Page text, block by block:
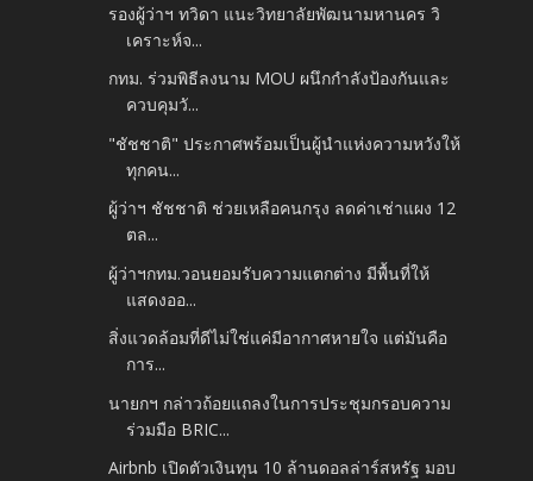
รองผู้ว่าฯ ทวิดา แนะวิทยาลัยพัฒนามหานคร วิ
เคราะห์จ...
กทม. ร่วมพิธีลงนาม MOU ผนึกกำลังป้องกันและ
ควบคุมวั...
"ชัชชาติ" ประกาศพร้อมเป็นผู้นำแห่งความหวังให้
ทุกคน...
ผู้ว่าฯ ชัชชาติ ช่วยเหลือคนกรุง ลดค่าเช่าแผง 12
ตล...
ผู้ว่าฯกทม.วอนยอมรับความแตกต่าง มีพื้นที่ให้
แสดงออ...
สิ่งแวดล้อมที่ดีไม่ใช่แค่มีอากาศหายใจ แต่มันคือ
การ...
นายกฯ กล่าวถ้อยแถลงในการประชุมกรอบความ
ร่วมมือ BRIC...
Airbnb เปิดตัวเงินทุน 10 ล้านดอลล่าร์สหรัฐ มอบ